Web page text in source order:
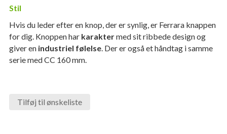
Stil
Hvis du leder efter en knop, der er synlig, er Ferrara knappen
for dig. Knoppen har karaktermed sit ribbede design og
giver en industriel følelse. Der er også et håndtag i samme
serie med CC 160 mm.
Tilføj til ønskeliste